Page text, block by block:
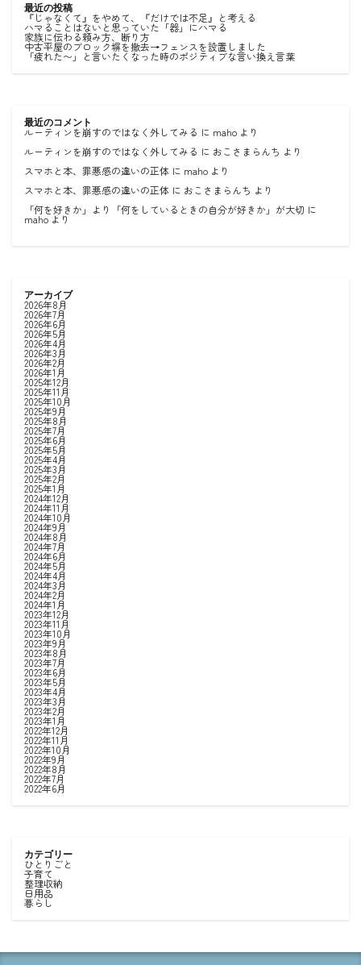
最近の投稿
『じゃなくて』をやめて、『だけでは不足』と考える
ハマることはないと思っていた「器」にハマる
家族に伝わる頼み方、断り方
中古平屋のブロック塀を撤去→フェンスを設置しました
「疲れた〜」と言いたくなった時のポジティブな言い換え言葉
最近のコメント
ルーティンを崩すのではなく外してみる に maho より
ルーティンを崩すのではなく外してみる に おこさまらんち より
スマホと本、罪悪感の違いの正体 に maho より
スマホと本、罪悪感の違いの正体 に おこさまらんち より
「何を好きか」より「何をしているときの自分が好きか」が大切 に
mahoより
アーカイブ
2026年8月
2026年7月
2026年6月
2026年5月
2026年4月
2026年3月
2026年2月
2026年1月
2025年12月
2025年11月
2025年10月
2025年9月
2025年8月
2025年7月
2025年6月
2025年5月
2025年4月
2025年3月
2025年2月
2025年1月
2024年12月
2024年11月
2024年10月
2024年9月
2024年8月
2024年7月
2024年6月
2024年5月
2024年4月
2024年3月
2024年2月
2024年1月
2023年12月
2023年11月
2023年10月
2023年9月
2023年8月
2023年7月
2023年6月
2023年5月
2023年4月
2023年3月
2023年2月
2023年1月
2022年12月
2022年11月
2022年10月
2022年9月
2022年8月
2022年7月
2022年6月
カテゴリー
ひとりごと
子育て
整理収納
日用品
暮らし